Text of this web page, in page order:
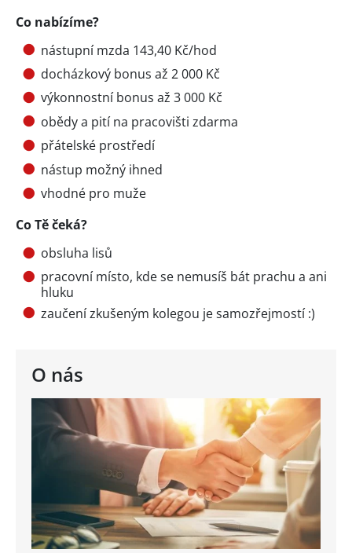
O nás
Co nabízíme?
nástupní mzda 143,40 Kč/hod
docházkový bonus až 2 000 Kč
výkonnostní bonus až 3 000 Kč
obědy a pití na pracovišti zdarma
přátelské prostředí
nástup možný ihned
vhodné pro muže
Co Tě čeká?
obsluha lisů
pracovní místo, kde se nemusíš bát prachu a ani
hluku
zaučení zkušeným kolegou je samozřejmostí :)